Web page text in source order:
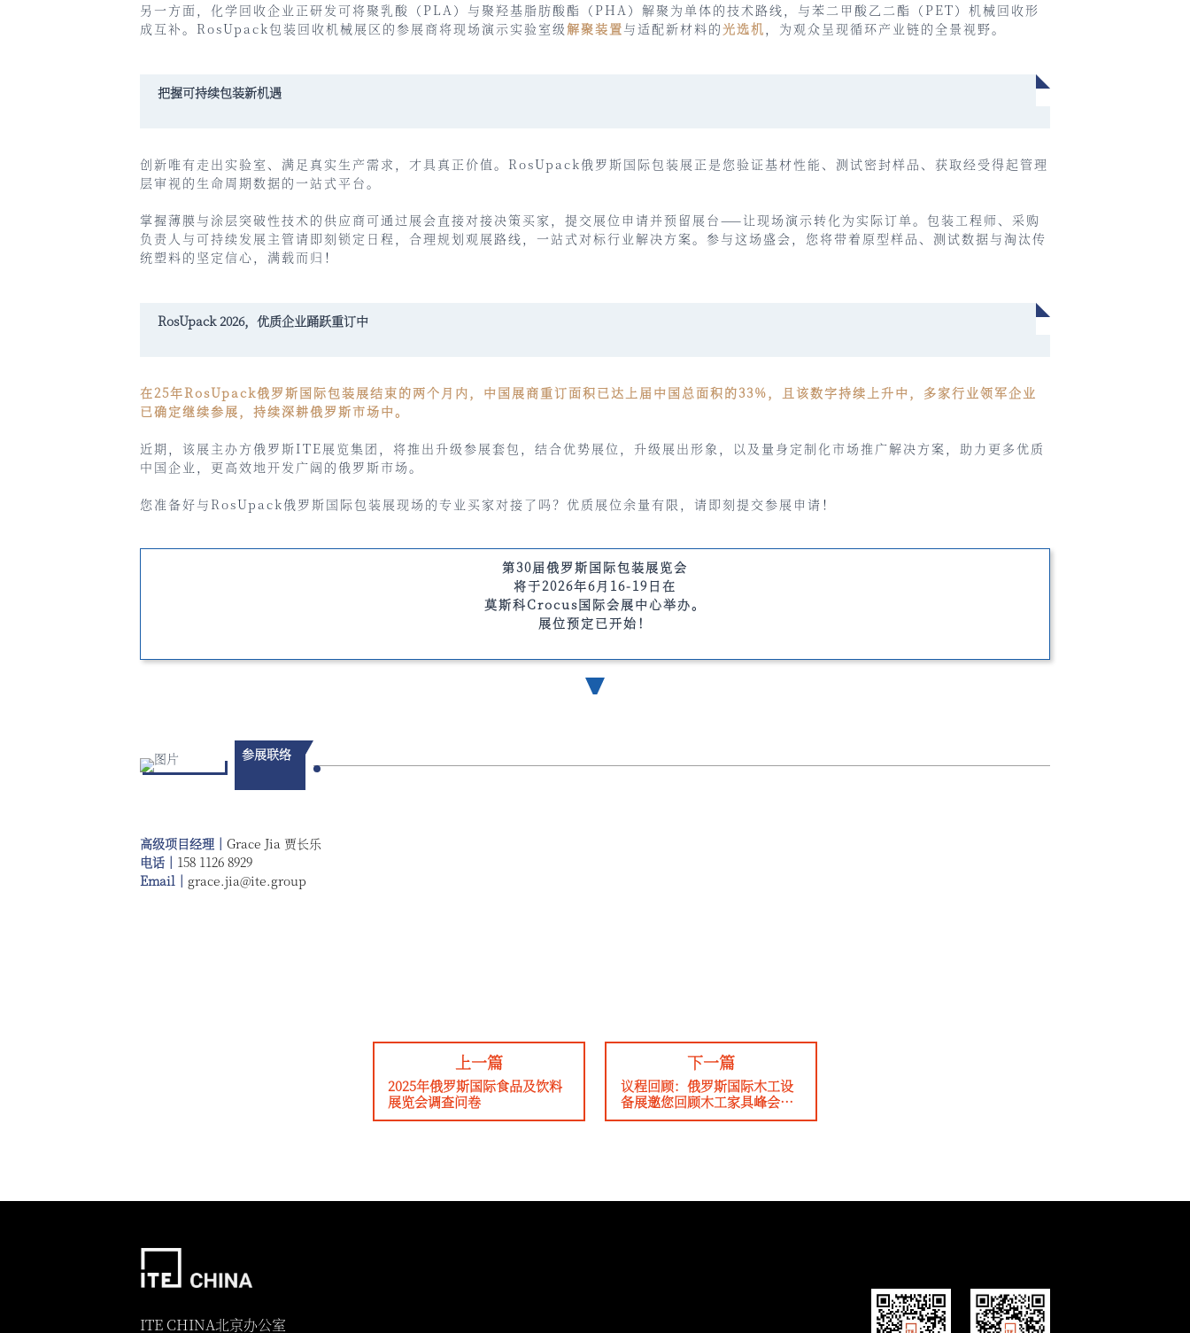
另一方面，化学回收企业正研发可将聚乳酸（PLA）与聚羟基脂肪酸酯（PHA）解聚为单体的技术路线，与苯二甲酸乙二酯（PET）机械回收形
成互补。RosUpack包装回收机械展区的参展商将现场演示实验室级解聚装置与适配新材料的光选机，为观众呈现循环产业链的全景视野。
把握可持续包装新机遇
创新唯有走出实验室、满足真实生产需求，才具真正价值。RosUpack俄罗斯国际包装展正是您验证基材性能、测试密封样品、获取经受得起管理
层审视的生命周期数据的一站式平台。
掌握薄膜与涂层突破性技术的供应商可通过展会直接对接决策买家，提交展位申请并预留展台——让现场演示转化为实际订单。包装工程师、采购
负责人与可持续发展主管请即刻锁定日程，合理规划观展路线，一站式对标行业解决方案。参与这场盛会，您将带着原型样品、测试数据与淘汰传
统塑料的坚定信心，满载而归！
RosUpack 2026，优质企业踊跃重订中
在25年RosUpack俄罗斯国际包装展结束的两个月内，中国展商重订面积已达上届中国总面积的33%，且该数字持续上升中，多家行业领军企业
已确定继续参展，持续深耕俄罗斯市场中。
近期，该展主办方俄罗斯ITE展览集团，将推出升级参展套包，结合优势展位，升级展出形象，以及量身定制化市场推广解决方案，助力更多优质
中国企业，更高效地开发广阔的俄罗斯市场。
您准备好与RosUpack俄罗斯国际包装展现场的专业买家对接了吗？优质展位余量有限，请即刻提交参展申请！
第30届俄罗斯国际包装展览会
将于2026年6月16-19日在
莫斯科Crocus国际会展中心举办。
展位预定已开始！
参展联络
高级项目经理｜ Grace Jia 贾长乐
电话｜ 158 1126 8929
Email｜ grace.jia@ite.group
上一篇
2025年俄罗斯国际食品及饮料
展览会调查问卷
下一篇
议程回顾：俄罗斯国际木工设
备展邀您回顾木工家具峰会
（第一期）
ITE CHINA北京办公室